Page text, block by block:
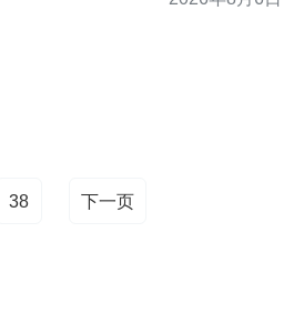
与稳定性，帮
带宽的核心优势 国际互联与低延迟 香港连接多条海底
38 下一页